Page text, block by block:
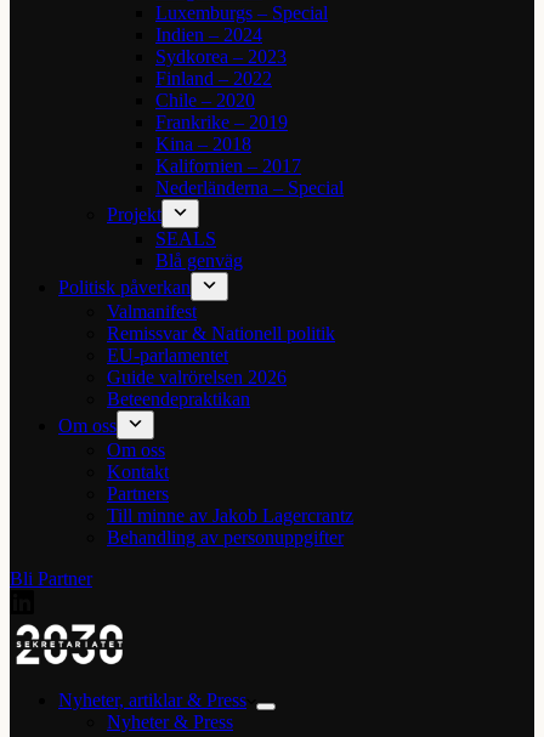
Luxemburgs – Special
Indien – 2024
Sydkorea – 2023
Finland – 2022
Chile – 2020
Frankrike – 2019
Kina – 2018
Kalifornien – 2017
Nederländerna – Special
Projekt
SEALS
Blå genväg
Politisk påverkan
Valmanifest
Remissvar & Nationell politik
EU-parlamentet
Guide valrörelsen 2026
Beteendepraktikan
Om oss
Om oss
Kontakt
Partners
Till minne av Jakob Lagercrantz
Behandling av personuppgifter
Bli Partner
Nyheter, artiklar & Press
Nyheter & Press